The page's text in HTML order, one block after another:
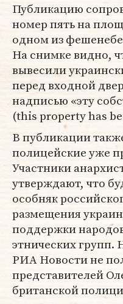
Публикацию
номер пять на
одном из
На снимке видно,
вывесили
перед входной
надписью «эту
(this property has
В публикации
полицейские уже
Участники
утверждают, что
особняк
размещения
поддержки
этнических
РИА Новости не
представителей
британской